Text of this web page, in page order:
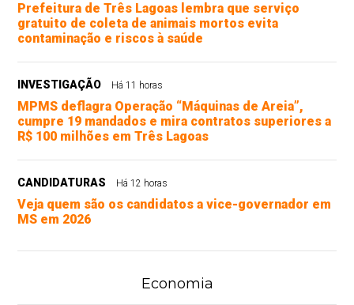
Prefeitura de Três Lagoas lembra que serviço
gratuito de coleta de animais mortos evita
contaminação e riscos à saúde
INVESTIGAÇÃO Há 11 horas
MPMS deflagra Operação “Máquinas de Areia”,
cumpre 19 mandados e mira contratos superiores a
R$ 100 milhões em Três Lagoas
CANDIDATURAS Há 12 horas
Veja quem são os candidatos a vice-governador em
MS em 2026
Economia